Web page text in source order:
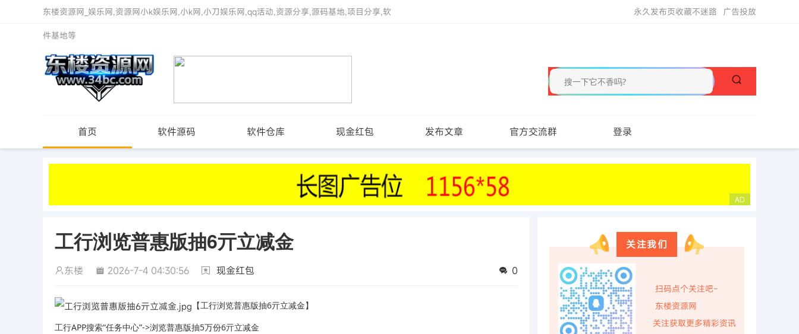
东楼资源网_娱乐网,资源网小k娱乐网,小k网,小刀娱乐网,qq活动,资源分享,源码基地,项目分享,软
件基地等
广告投放
永久发布页收藏不迷路
首页 软件源码 软件仓库 现金红包 发布文章 官方交流群 登录
工行浏览普惠版抽6亓立减金
东楼 2026-7-4 04:30:56 现金红包 0
【工行浏览普惠版抽6亓立减金】
工行APP搜索“任务中心”->浏览普惠版抽5万份6亓立减金
关注我们
扫码点个关注吧~
东楼资源网
关注获取更多精彩资讯